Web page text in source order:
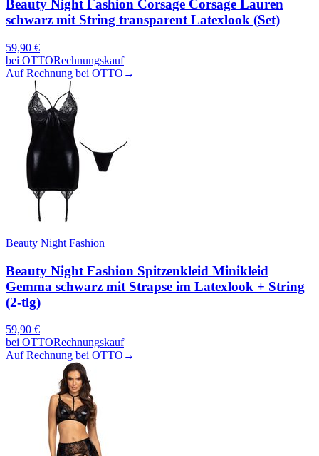
Beauty Night Fashion Corsage Corsage Lauren
schwarz mit String transparent Latexlook (Set)
59,90 €
bei OTTORechnungskauf
Auf Rechnung bei OTTO →
Beauty Night Fashion
Beauty Night Fashion Spitzenkleid Minikleid
Gemma schwarz mit Strapse im Latexlook + String
(2-tlg)
59,90 €
bei OTTORechnungskauf
Auf Rechnung bei OTTO →